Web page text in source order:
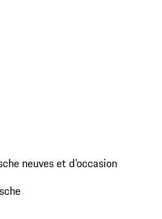
neuves et d'occasion